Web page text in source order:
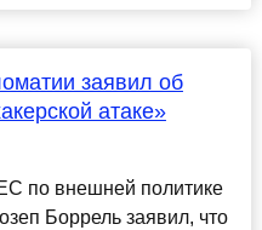
заявил об
атаке»
по внешней политике
Боррель заявил, что